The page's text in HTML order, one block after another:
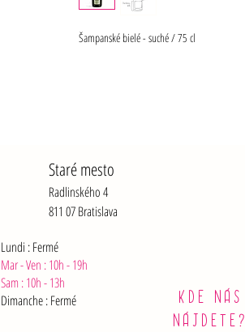
Šampanské bielé - suché / 75 cl
KDE NÁS
NÁJDETE?
Staré mesto
Radlinského 4
811 07 Bratislava
Lundi : Fermé
Mar - Ven : 10h - 19h
Sam :10h - 13h
Dimanche : Fermé